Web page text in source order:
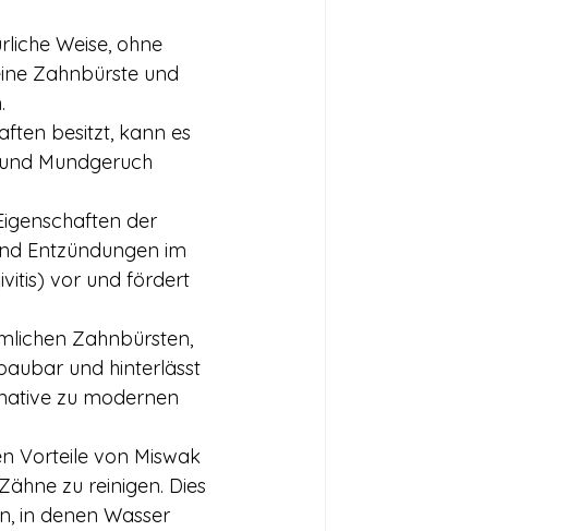
Weise, ohne
Zahnbürste und
besitzt, kann es
Mundgeruch
der
Entzündungen im
vor und fördert
Zahnbürsten,
und hinterlässt
zu modernen
Vorteile von Miswak
zu reinigen. Dies
in denen Wasser